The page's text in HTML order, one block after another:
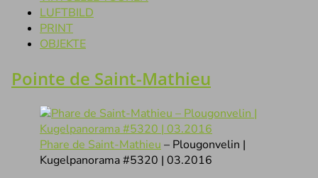
LUFTBILD
PRINT
OBJEKTE
Pointe de Saint-Mathieu
Phare de Saint-Mathieu – Plougonvelin |
Kugelpanorama #5320 | 03.2016